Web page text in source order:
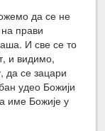
да се не
прави
И све се то
и видимо,
да се зацари
удео Божији
име Божије у